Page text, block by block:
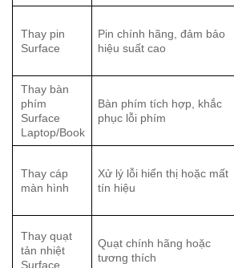
Thay pin
Surface
Pin chính hãng, đảm bảo
hiệu suất cao
Thay bàn
phím
Surface
Laptop/Book
Bàn phím tích hợp, khắc
phục lỗi phím
Thay cáp
màn hình
Xử lý lỗi hiển thị hoặc mất
tín hiệu
Thay quạt
tản nhiệt
Surface
Quạt chính hãng hoặc
tương thích